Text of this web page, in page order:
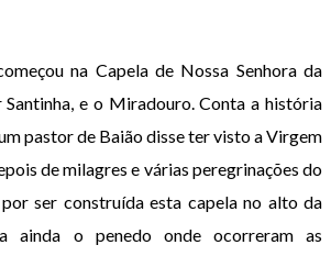
na Capela de Nossa Senhora da
Santinha, e o Miradouro. Conta a história
pastor de Baião disse ter visto a Virgem
de milagres e várias peregrinações do
ser construída esta capela no alto da
ainda o penedo onde ocorreram as